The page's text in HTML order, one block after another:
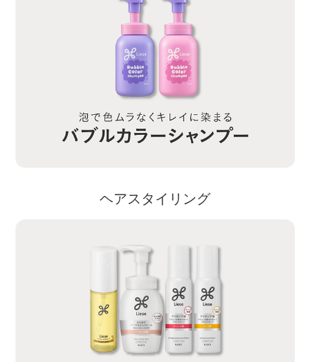
ヘアスタイリング